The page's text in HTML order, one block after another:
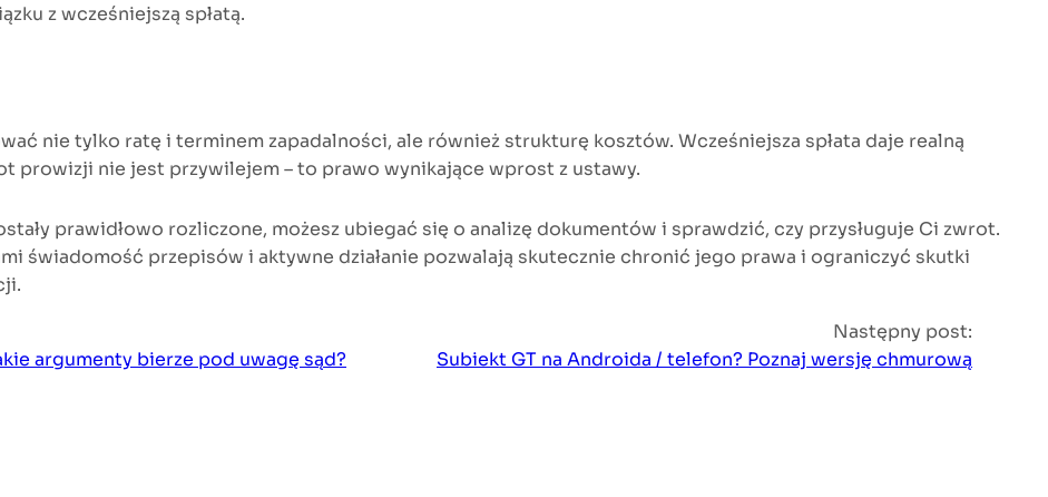
z wcześniejszą spłatą.
nie tylko ratę i terminem zapadalności, ale również strukturę kosztów. Wcześniejsza spłata daje realną
prowizji nie jest przywilejem – to prawo wynikające wprost z ustawy.
prawidłowo rozliczone, możesz ubiegać się o analizę dokumentów i sprawdzić, czy przysługuje Ci zwrot.
świadomość przepisów i aktywne działanie pozwalają skutecznie chronić jego prawa i ograniczyć skutki
argumenty bierze pod uwagę sąd?
Następny post:
Subiekt GT na Androida / telefon? Poznaj wersję chmurową